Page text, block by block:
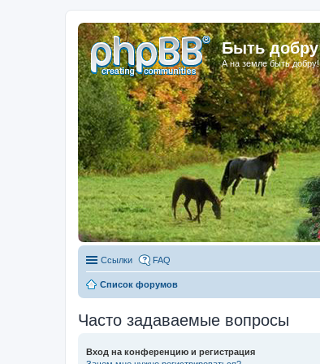
Быть добру
А на земле быть добру!
Ссылки FAQ
Список форумов
Часто задаваемые вопросы
Вход на конференцию и регистрация